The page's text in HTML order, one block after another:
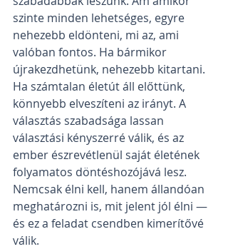
szinte minden lehetséges, egyre
nehezebb eldönteni, mi az, ami
valóban fontos. Ha bármikor
újrakezdhetünk, nehezebb kitartani.
Ha számtalan életút áll előttünk,
könnyebb elveszíteni az irányt. A
választás szabadsága lassan
választási kényszerré válik, és az
ember észrevétlenül saját életének
folyamatos döntéshozójává lesz.
Nemcsak élni kell, hanem állandóan
meghatározni is, mit jelent jól élni —
és ez a feladat csendben kimerítővé
válik.